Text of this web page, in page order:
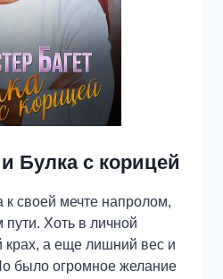
Булка с корицей
своей мечте напролом,
Хоть в личной
а еще лишний вес и
было огромное желание